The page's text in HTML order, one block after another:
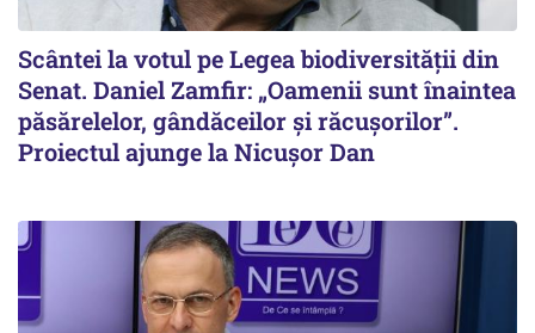
Scântei la votul pe Legea biodiversității din
Senat. Daniel Zamfir: „Oamenii sunt înaintea
păsărelelor, gândăceilor și răcușorilor”.
Proiectul ajunge la Nicușor Dan